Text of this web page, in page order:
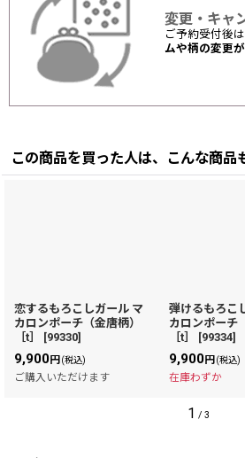
変更・キャ
ご予約受付後
ムや柄の変更
この商品を買った人は、こんな商品
恋するもろこしガール マ
カロンポーチ（金唐柄）
［t］
[99330]
9,900円 (税込)
ご購入いただけます
弾けるもろこ
カロンポーチ
［t］
[99334]
9,900円 (税込)
在庫わずか
1 / 3